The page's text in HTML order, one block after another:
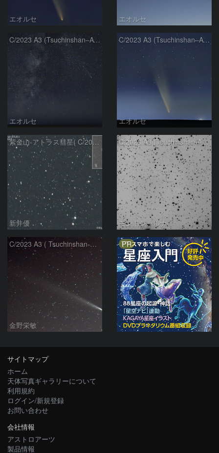
エオルセ エオルセ
C/2023 A3 (Tsuchinshan–ATLAS)と天の川
エオルセ
C/2023 A3 (Tsuchinshan–ATLAS)
エオルセ
紫金山-アトラス彗星( C/2023A3 )：2025/09/16
新井優
C/2023 A3 (Tsuchinshan-ATLAS)
モンドシャルナ
C/2023 A3 ( Tsuchinshan-ATLAS )
金野栄敏
PR
サイトマップ
ホーム
天体写真ギャラリーについて
利用規約
ログイン/新規登録
お問い合わせ
会社情報
アストロアーツ
製品情報